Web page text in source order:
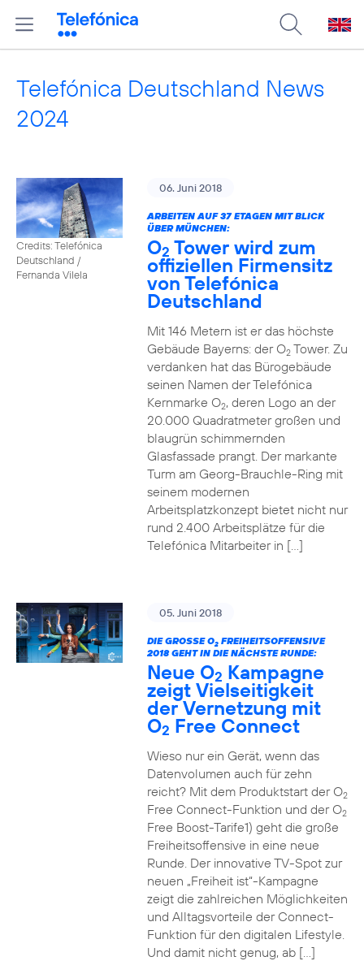
Telefónica Deutschland News
2024
Credits: Telefónica
Deutschland /
Fernanda Vilela
06. Juni 2018
ARBEITEN AUF 37 ETAGEN MIT BLICK
ÜBER MÜNCHEN:
O2 Tower wird zum
offiziellen Firmensitz
von Telefónica
Deutschland
Mit 146 Metern ist er das höchste
Gebäude Bayerns: der O2Tower. Zu
verdanken hat das Bürogebäude
seinen Namen der Telefónica
Kernmarke O2, deren Logo an der
20.000 Quadratmeter großen und
blaugrün schimmernden
Glasfassade prangt. Der markante
Turm am Georg-Brauchle-Ring mit
seinem modernen
Arbeitsplatzkonzept bietet nicht nur
rund 2.400 Arbeitsplätze für die
Telefónica Mitarbeiter in […]
05. Juni 2018
DIE GROSSE O 2FREIHEITSOFFENSIVE
2018 GEHT IN DIE NÄCHSTE RUNDE:
Neue O2 Kampagne
zeigt Vielseitigkeit
der Vernetzung mit
O2 Free Connect
Wieso nur ein Gerät, wenn das
Datenvolumen auch für zehn
reicht? Mit dem Produktstart der O2
Free Connect-Funktion und der O2
Free Boost-Tarife1) geht die große
Freiheitsoffensive in eine neue
Runde. Der innovative TV-Spot zur
neuen „Freiheit ist“-Kampagne
zeigt die zahlreichen Möglichkeiten
und Alltagsvorteile der Connect-
Funktion für den digitalen Lifestyle.
Und damit nicht genug, ab […]